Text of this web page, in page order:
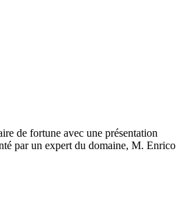
de fortune avec une présentation
par un expert du domaine, M. Enrico